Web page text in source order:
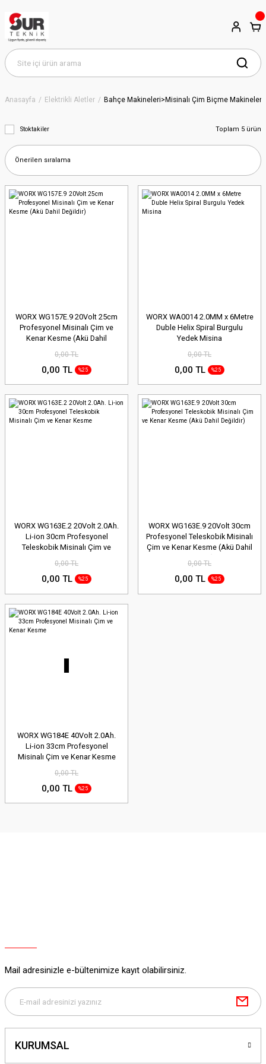
Anasayfa Elektrikli Aletler Bahçe Makineleri>Misinalı Çim Biçme Makineleri
Stoktakiler Toplam 5 ürün
WORX WG157E.9 20Volt 25cm
Profesyonel Misinalı Çim ve
Kenar Kesme (Akü Dahil
0,00 TL
0,00 TL %25
WORX WA0014 2.0MM x 6Metre
Duble Helix Spiral Burgulu
Yedek Misina
0,00 TL
0,00 TL %25
WORX WG163E.2 20Volt 2.0Ah.
Li-ion 30cm Profesyonel
Teleskobik Misinalı Çim ve
0,00 TL
0,00 TL %25
WORX WG163E.9 20Volt 30cm
Profesyonel Teleskobik Misinalı
Çim ve Kenar Kesme (Akü Dahil
0,00 TL
0,00 TL %25
WORX WG184E 40Volt 2.0Ah.
Li-ion 33cm Profesyonel
Misinalı Çim ve Kenar Kesme
0,00 TL
0,00 TL %25
Mail adresinizle e-bültenimize kayıt olabilirsiniz.
KURUMSAL